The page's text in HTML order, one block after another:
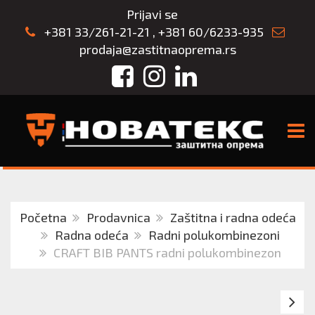
Prijavi se
+381 33/261-21-21 , +381 60/6233-935
prodaja@zastitnaoprema.rs
FacebookInstagram
LinkedIn
Početna Prodavnica
Zaštitna i radna odeća
Radna odeća
Radni polukombinezoni
CRAFT BIB PANTS radni polukombinezon